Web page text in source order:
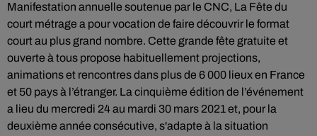
Manifestation annuelle soutenue par le CNC, La Fête du
court métrage a pour vocation de faire découvrir le format
court au plus grand nombre. Cette grande fête gratuite et
ouverte à tous propose habituellement projections,
animations et rencontres dans plus de 6 000 lieux en France
et 50 pays à l’étranger. La cinquième édition de l’événement
a lieu du mercredi 24 au mardi 30 mars 2021 et, pour la
deuxième année consécutive, s'adapte à la situation